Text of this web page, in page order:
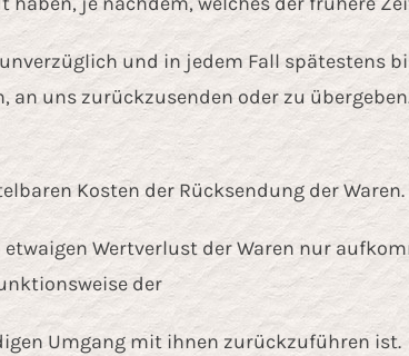
und in jedem Fall spätestens
an uns zurückzusenden oder zu
Kosten der Rücksendung der Waren.
Wertverlust der Waren nur
der
Umgang mit ihnen zurückzuführen ist.